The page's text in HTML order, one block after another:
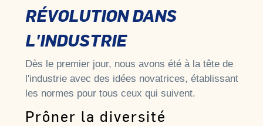
RÉVOLUTION DANS
L'INDUSTRIE
Dès le premier jour, nous avons été à la tête de
l'industrie avec des idées novatrices, établissant
les normes pour tous ceux qui suivent.
Prôner la diversité